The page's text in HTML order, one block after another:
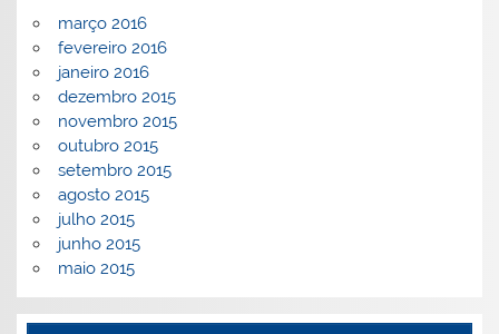
março 2016
fevereiro 2016
janeiro 2016
dezembro 2015
novembro 2015
outubro 2015
setembro 2015
agosto 2015
julho 2015
junho 2015
maio 2015